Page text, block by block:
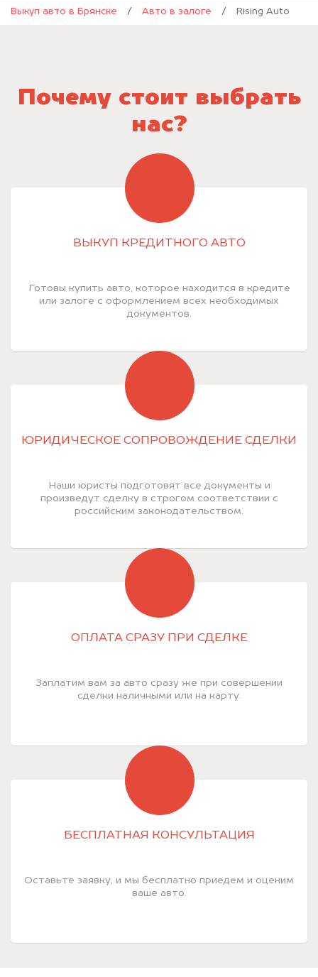
Выкуп авто в Брянске / Авто в залоге / Rising Auto
Почему стоит выбрать
нас?
ВЫКУП КРЕДИТНОГО АВТО
Готовы купить авто, которое находится в кредите
или залоге с оформлением всех необходимых
документов.
ЮРИДИЧЕСКОЕ СОПРОВОЖДЕНИЕ СДЕЛКИ
Наши юристы подготовят все документы и
произведут сделку в строгом соответствии с
российским законодательством.
ОПЛАТА СРАЗУ ПРИ СДЕЛКЕ
Заплатим вам за авто сразу же при совершении
сделки наличными или на карту.
БЕСПЛАТНАЯ КОНСУЛЬТАЦИЯ
Оставьте заявку, и мы бесплатно приедем и оценим
ваше авто.